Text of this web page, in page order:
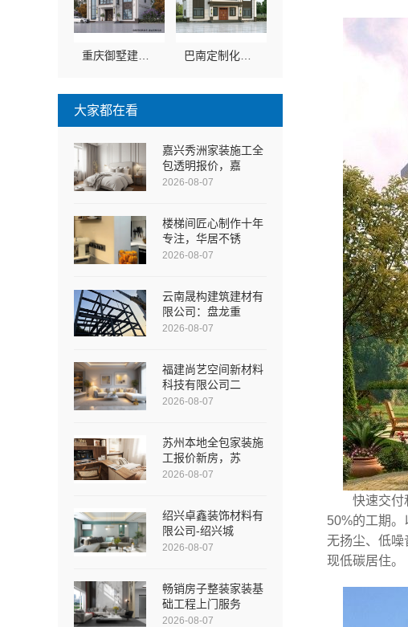
大家都在看
嘉兴秀洲家装施工全
包透明报价，嘉
2026-08-07
楼梯间匠心制作十年
专注，华居不锈
2026-08-07
云南晟构建筑建材有
限公司：盘龙重
2026-08-07
福建尚艺空间新材料
科技有限公司二
2026-08-07
苏州本地全包家装施
工报价新房，苏
2026-08-07
绍兴卓鑫装饰材料有
限公司-绍兴城
2026-08-07
畅销房子整装家装基
础工程上门服务
2026-08-07
快速交付
50%的工期
无扬尘、低噪
现低碳居住。